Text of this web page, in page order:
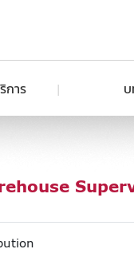
การ บ